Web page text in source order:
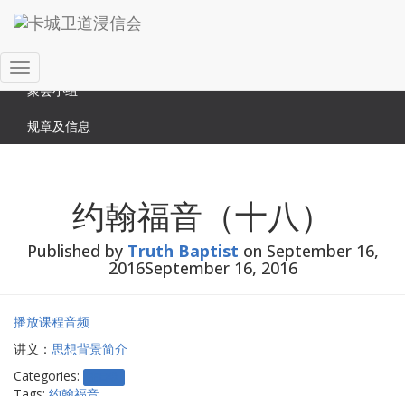
关于我们
時間安排
聚会小组
规章及信息
Toggle
Navigation
约翰福音（十八）
Published by Truth Baptist on September 16,
2016September 16, 2016
播放课程音频
讲义： 思想背景简介
Categories: